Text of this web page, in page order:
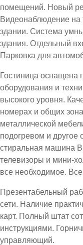
помещений. Новый
Видеонаблюдение на
здании. Система
здания. Отдельный
Парковка для
Гостиница оснащена
оборудования и
высокого уровня.
номерах и общих
металлической
подогревом и другое
стиральная машина
телевизоры и мини-
все необходимое.
Презентабельный
сети. Наличие
карт. Полный штат
инструкциями.
управляющий.